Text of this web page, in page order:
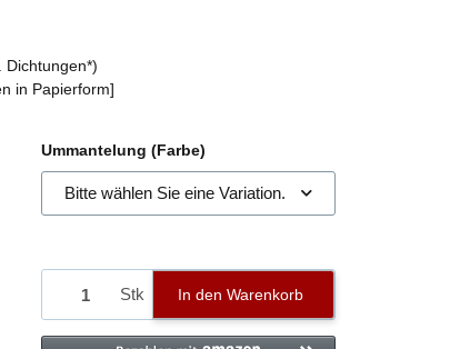
Dichtungen*)
in Papierform]
Ummantelung (Farbe)
Bitte wählen Sie eine Variation.
Stk In den Warenkorb